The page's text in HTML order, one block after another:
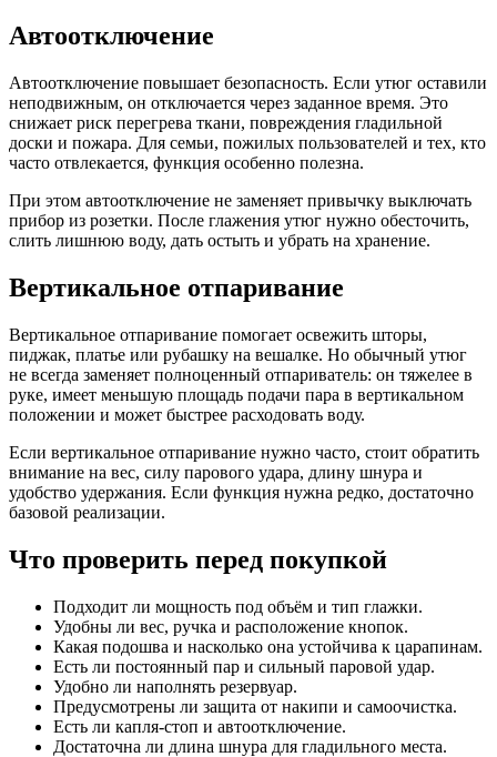
Автоотключение
Автоотключение повышает безопасность. Если утюг оставили
неподвижным, он отключается через заданное время. Это
снижает риск перегрева ткани, повреждения гладильной
доски и пожара. Для семьи, пожилых пользователей и тех, кто
часто отвлекается, функция особенно полезна.
При этом автоотключение не заменяет привычку выключать
прибор из розетки. После глажения утюг нужно обесточить,
слить лишнюю воду, дать остыть и убрать на хранение.
Вертикальное отпаривание
Вертикальное отпаривание помогает освежить шторы,
пиджак, платье или рубашку на вешалке. Но обычный утюг
не всегда заменяет полноценный отпариватель: он тяжелее в
руке, имеет меньшую площадь подачи пара в вертикальном
положении и может быстрее расходовать воду.
Если вертикальное отпаривание нужно часто, стоит обратить
внимание на вес, силу парового удара, длину шнура и
удобство удержания. Если функция нужна редко, достаточно
базовой реализации.
Что проверить перед покупкой
Подходит ли мощность под объём и тип глажки.
Удобны ли вес, ручка и расположение кнопок.
Какая подошва и насколько она устойчива к царапинам.
Есть ли постоянный пар и сильный паровой удар.
Удобно ли наполнять резервуар.
Предусмотрены ли защита от накипи и самоочистка.
Есть ли капля-стоп и автоотключение.
Достаточна ли длина шнура для гладильного места.